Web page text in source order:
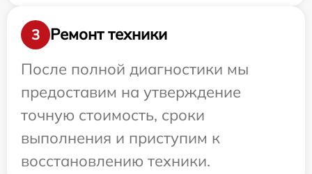
3
Ремонт техники
После полной диагностики мы
предоставим на утверждение
точную стоимость, сроки
выполнения и приступим к
восстановлению техники.